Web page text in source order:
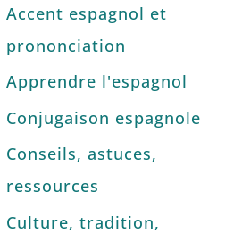
Accent espagnol et
prononciation
Apprendre l'espagnol
Conjugaison espagnole
Conseils, astuces,
ressources
Culture, tradition,